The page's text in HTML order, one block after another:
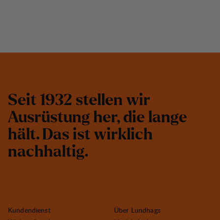
Seit 1932 stellen wir
Ausrüstung her, die lange
hält. Das ist wirklich
nachhaltig.
Kundendienst
Über Lundhags